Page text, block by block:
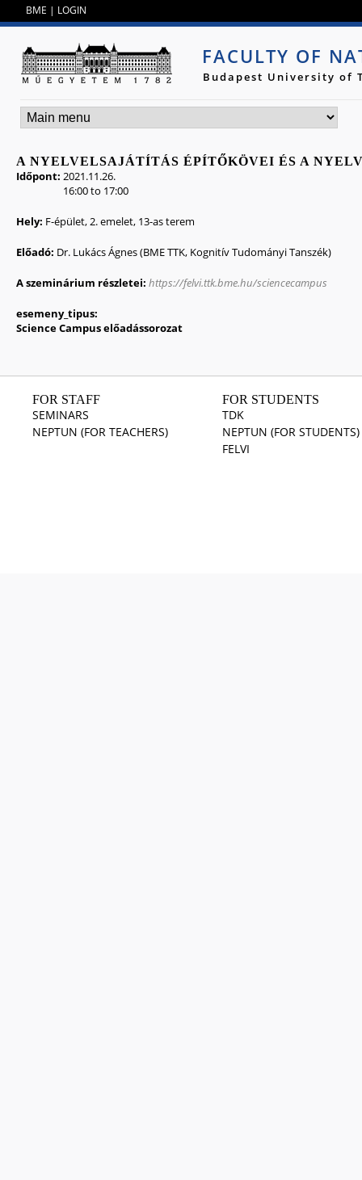
BME | LOGIN
FACULTY OF
Budapest University of
A NYELVELSAJÁTÍTÁS ÉPÍTŐKÖVEI ÉS A
Időpont: 2021.11.26.
16:00to 17:00
Hely: F-épület, 2. emelet, 13-as terem
Előadó: Dr. Lukács Ágnes (BME TTK, Kognitív Tudományi Tanszék)
A szeminárium részletei: https://felvi.ttk.bme.hu/sciencecampus
esemeny_tipus:
Science Campus előadássorozat
FOR STAFF
SEMINARS
NEPTUN (FOR TEACHERS)
FOR STUDENTS
TDK
NEPTUN (FOR STUDENTS)
FELVI